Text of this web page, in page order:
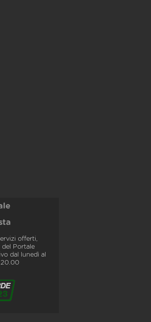
offerti,
del Portale
dal lunedì al
20.00